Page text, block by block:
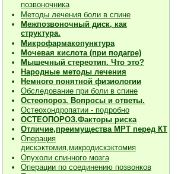
позвоночника
Методы лечения боли в спине
Межпозвоночный диск, как
структура.
Микрофармакопунктура
Мочевая кислота (при подагре)
Мышечный стереотип. Что это?
Народные методы лечения
Немного понятной физиологии
Обследование при боли в спине
Остеопороз. Вопросы и ответы.
Остеохондропатии - подробно
ОСТЕОПОРОЗ.Факторы риска
Отличие,преимущества МРТ перед КТ
Операция
дискэктомия,микродискэктомия
Опухоли спинного мозга
Операции по соединению позвонков